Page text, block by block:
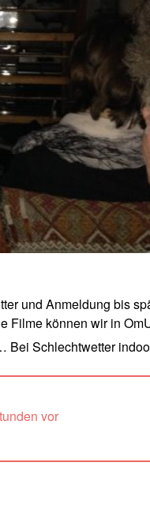
und Anmeldung bis
Filme können wir in
Bei Schlechtwetter
vor